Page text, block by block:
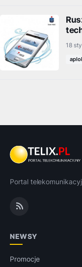
18
Portal
NEWSY
Promocje